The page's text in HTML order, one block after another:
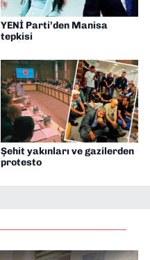
YENİ Parti’den Manisa
tepkisi
Şehit yakınları ve gazilerden
protesto